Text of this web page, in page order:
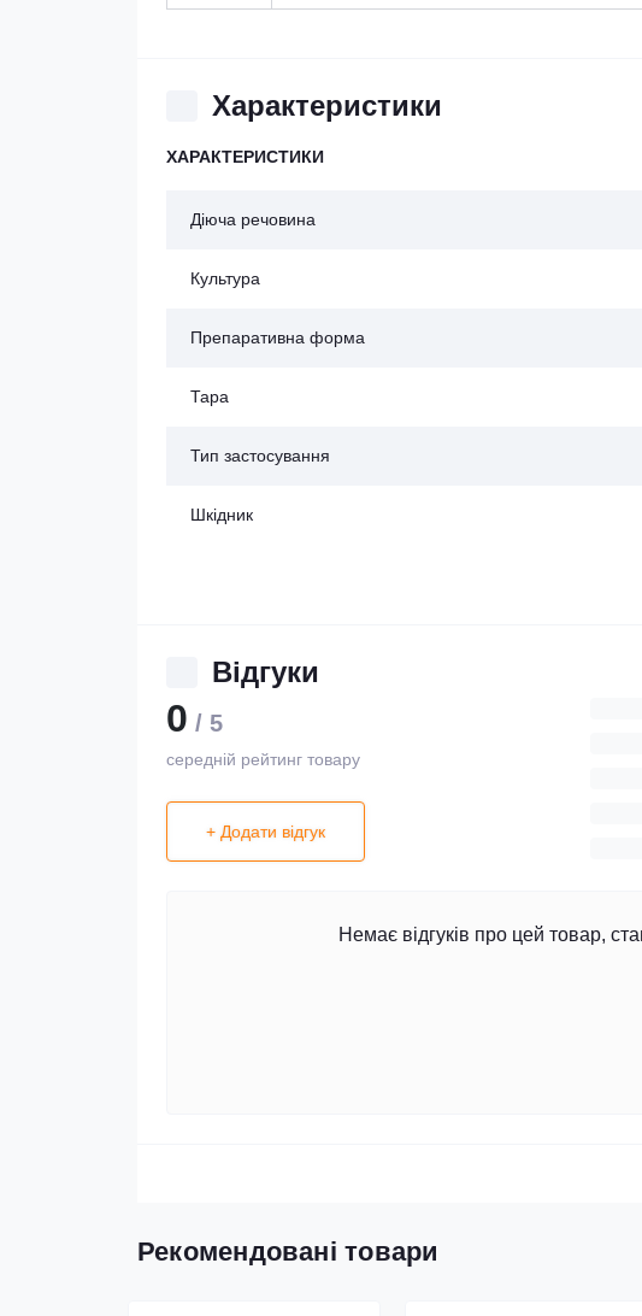
Характеристики
ХАРАКТЕРИСТИКИ
Діюча речовина
Культура
Препаративна форма
Тара
Тип застосування
Шкідник
Відгуки
0 / 5
середній рейтинг товару
+ Додати відгук
Немає відгуків про цей товар,
Рекомендовані товари